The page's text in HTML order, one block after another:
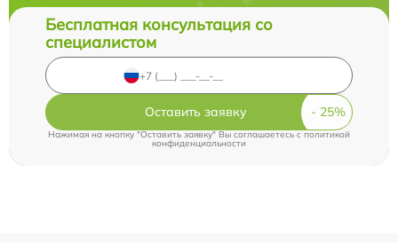
Бесплатная консультация со
специалистом
Оставить заявку
Нажимая на кнопку "Оставить заявку" Вы соглашаетесь c политикой
конфиденциальности